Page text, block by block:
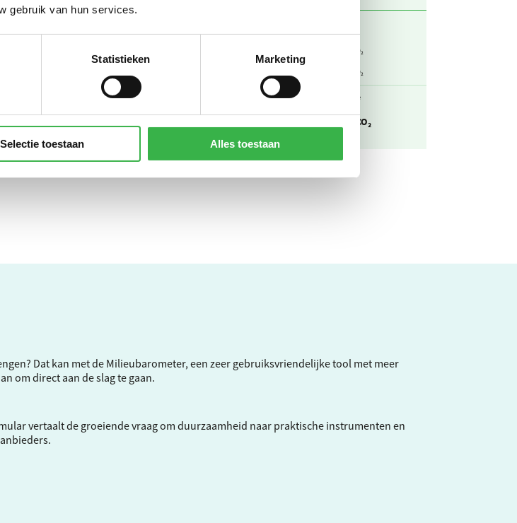
gebruik van hun services.
Statistieken Marketing
Selectie toestaan Alles toestaan
ton CO₂
ton CO₂
ton CO₂
ton CO₂
Dat kan met de Milieubarometer, een zeer gebruiksvriendelijke tool met meer
om direct aan de slag te gaan.
vertaalt de groeiende vraag om duurzaamheid naar praktische instrumenten en